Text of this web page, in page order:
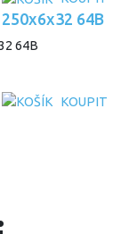
64B
KOUPIT